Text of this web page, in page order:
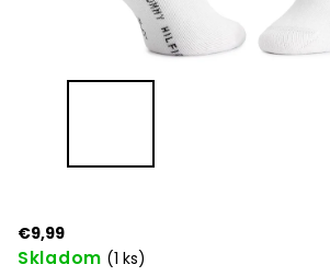
€9,99
Skladom (1 ks)